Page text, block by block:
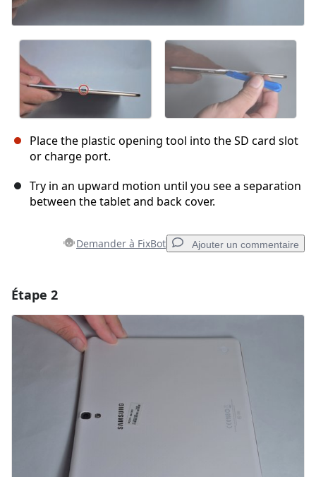
Place the plastic opening tool into the SD card slot
or charge port.
Try in an upward motion until you see a separation
between the tablet and back cover.
Demander à FixBot Ajouter un commentaire
Ajouter un commentaire
Étape 2